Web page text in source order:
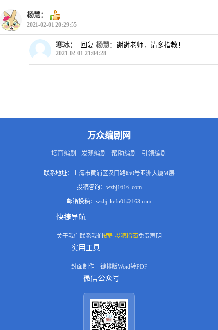
杨慧：
2021-02-01 20:29:55
寒冰： 回复 杨慧：谢谢老师，请多指教！
2021-02-01 21:04:28
万众编剧网
培育编剧 · 发现编剧 · 帮助编剧 · 引领编剧
联系地址： 上海市黄浦区汉口路650号亚洲大厦M层
投稿咨询： wzbj1616_com
邮箱投稿： wzbj_kefu01@163.com
快捷导航
关于我们 联系我们 短剧投稿指南免责声明
实用工具
封面制作一键排版Word转PDF
微信公众号